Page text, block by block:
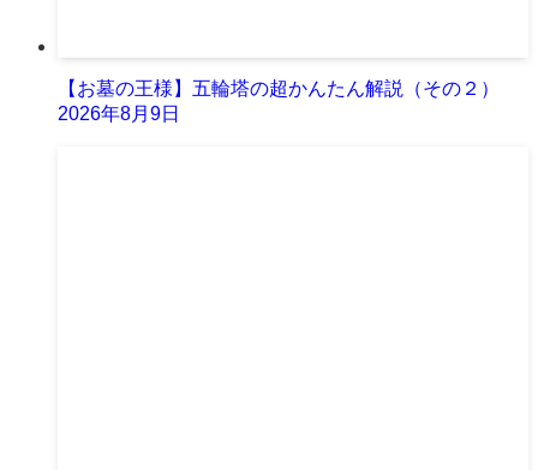
【お墓の王様】五輪塔の超かんたん解説（その２）
2026年8月9日